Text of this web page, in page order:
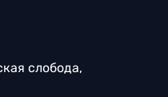
слобода,